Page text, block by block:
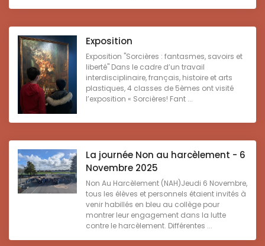
Exposition
Exposition "Sorcières : fantasmes, savoirs et
liberté" Dans le cadre d’un travail
interdisciplinaire, français, histoire et arts
plastiques, 4 classes de 5èmes ont visité
l’exposition « Sorcières! Fant ...
La journée Non au harcèlement - 6
Novembre 2025
Non Au Harcèlement (NAH)Jeudi 6 Novembre,
tous les élèves et personnels étaient invités à
venir habillés en bleu au collège pour
montrer leur engagement dans la lutte
contre le harcèlement. Différentes ...